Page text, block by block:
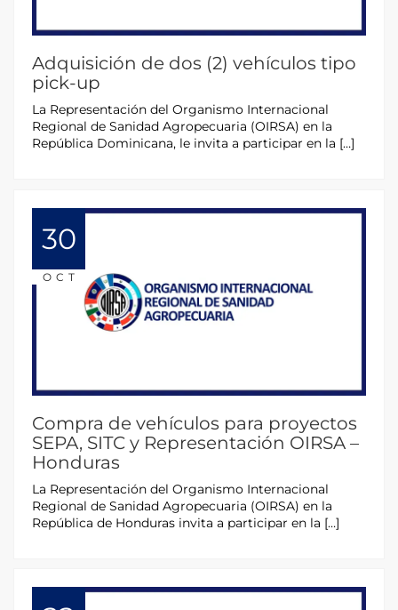
Adquisición de dos (2) vehículos tipo
pick-up
La Representación del Organismo Internacional
Regional de Sanidad Agropecuaria (OIRSA) en la
República Dominicana, le invita a participar en la […]
30
OCT
Compra de vehículos para proyectos
SEPA, SITC y Representación OIRSA –
Honduras
La Representación del Organismo Internacional
Regional de Sanidad Agropecuaria (OIRSA) en la
República de Honduras invita a participar en la […]